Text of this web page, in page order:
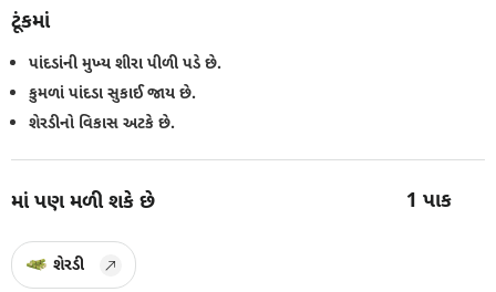
ટૂંકમાં
પાંદડાંની મુખ્ય શીરા પીળી પડે છે.
કુમળાં પાંદડા સુકાઈ જાય છે.
શેરડીનો વિકાસ અટકે છે.
માં પણ મળી શકે છે 1 પાક
શેરડી